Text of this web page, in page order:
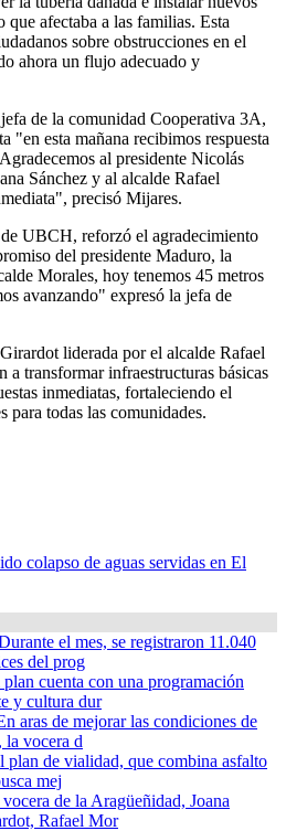
afectaba a las familias. Esta
sobre obstrucciones en el
ahora un flujo adecuado y
de la comunidad Cooperativa 3A,
"en esta mañana recibimos respuesta
al presidente Nicolás
Sánchez y al alcalde Rafael
precisó Mijares.
UBCH, reforzó el agradecimiento
del presidente Maduro, la
Morales, hoy tenemos 45 metros
avanzando" expresó la jefa de
liderada por el alcalde Rafael
a transformar infraestructuras básicas
inmediatas, fortaleciendo el
para todas las comunidades.
colapso de aguas servidas en El
el mes, se registraron 11.040
del prog
cuenta con una programación
y cultura dur
aras de mejorar las condiciones de
la vocera d
plan de vialidad, que combina asfalto
mej
de la Aragüeñidad, Joana
Rafael Mor